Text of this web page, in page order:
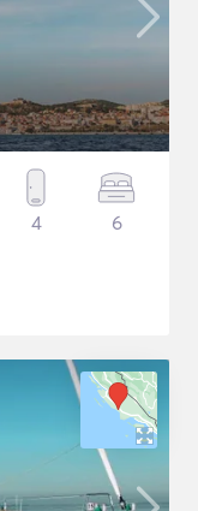
4 6